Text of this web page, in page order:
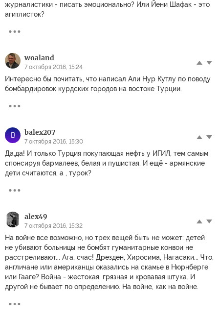
журналистики - писать эмоционально? Или Йени Шафак - это
агитлисток?
woaland
7 октября 2016, 15:24
Интересно бы почитать, что написал Али Нур Кутлу по поводу
бомбардировок курдских городов на востоке Турции.
B balex207
7 октября 2016, 15:30
Да,да! И только Турция покупающая нефть у ИГИЛ, тем самым
спонсируя бармалеев, белая и пушистая. И ещё - армянские
дети считаются, а , турок?
alex49
7 октября 2016, 15:32
На войне все возможно, но трех вещей быть не может: детей
не убивают больницы не бомбят гуманитарные конвои не
расстреливают... Ага, счас! Дрезден, Хиросима, Нагасаки... Что,
англичане или американцы оказались на скамье в Нюрнберге
или Гааге? Война - жестокая, грязная и кровавая штука. И
другой не бывает по определению. На войне, как на войне.